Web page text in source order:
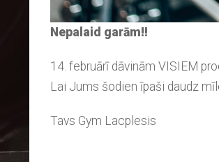
Nepalaid garām‼️
14. februārī dāvinām VISIEM
Lai Jums šodien īpaši daudz
Tavs Gym Lacplesis